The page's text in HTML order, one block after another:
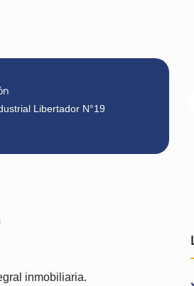
Libertador N°19
inmobiliaria.